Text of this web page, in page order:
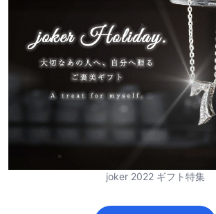
joker 2022 ギフト特集